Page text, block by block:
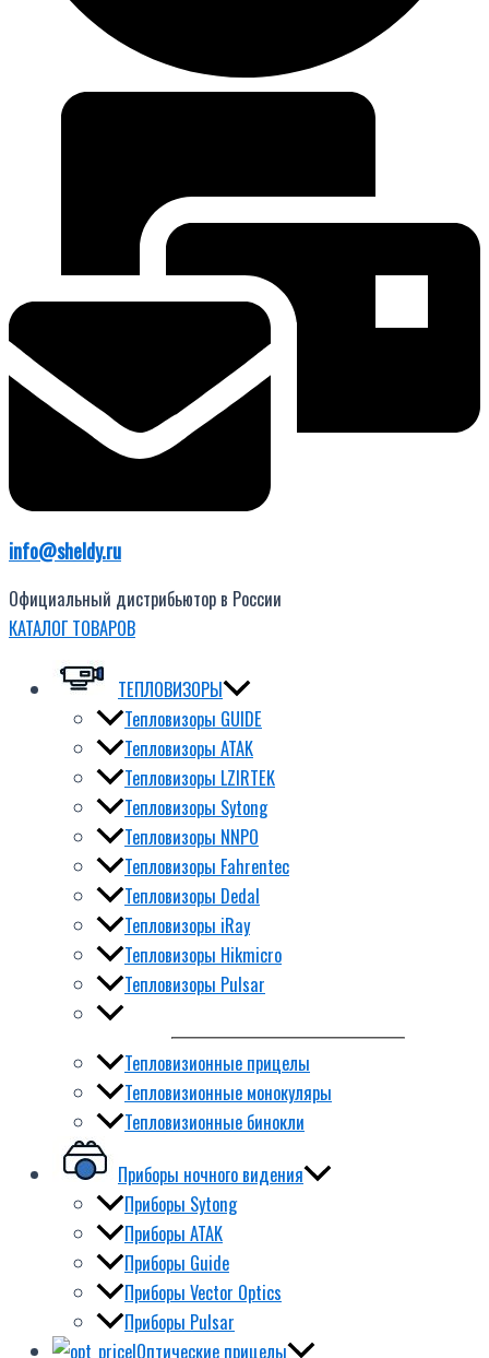
info@sheldy.ru
Официальный дистрибьютор в России
КАТАЛОГ ТОВАРОВ
ТЕПЛОВИЗОРЫ
Тепловизоры GUIDE
Тепловизоры ATAK
Тепловизоры LZIRTEK
Тепловизоры Sytong
Тепловизоры NNPO
Тепловизоры Fahrentec
Тепловизоры Dedal
Тепловизоры iRay
Тепловизоры Hikmicro
Тепловизоры Pulsar
Тепловизионные прицелы
Тепловизионные монокуляры
Тепловизионные бинокли
Приборы ночного видения
Приборы Sytong
Приборы ATAK
Приборы Guide
Приборы Vector Optics
Приборы Pulsar
Оптические прицелы